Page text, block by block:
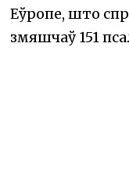
Еўропе, што
змяшчаў 151